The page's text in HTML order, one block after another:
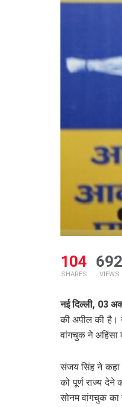
104
SHARES
692
VIEWS
नई दिल्ली, 03
की अपील की है।
वांगचुक ने अहिंसा
संजय सिंह ने कहा
को पूर्ण राज्य
सोनम वांगचुक का